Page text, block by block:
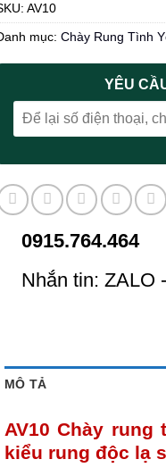
AV10
mục: Chày Rung Tình
YÊU
0915.764.464
Nhắn tin: ZALO
MÔ TẢ
AV10 Chày
kiểu rung độc lạ